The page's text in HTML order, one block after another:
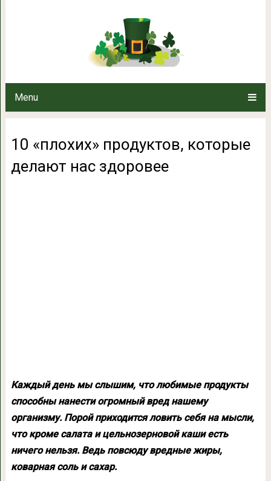
Menu
10 «плохих» продуктов,
10 «плохих» продуктов, которые
делают нас здоровее
Каждый день мы слышим, что любимые продукты
способны нанести огромный вред нашему
организму. Порой приходится ловить себя на мысли,
что кроме салата и цельнозерновой каши есть
ничего нельзя. Ведь повсюду вредные жиры,
коварная соль и сахар.